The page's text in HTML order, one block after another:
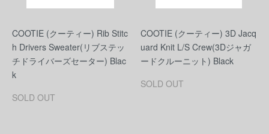
COOTIE (クーティー) Rib Stitc
h Drivers Sweater(リブステッ
チドライバーズセーター) Blac
k
SOLD OUT
COOTIE (クーティー) 3D Jacq
uard Knit L/S Crew(3Dジャガ
ードクルーニット) Black
SOLD OUT